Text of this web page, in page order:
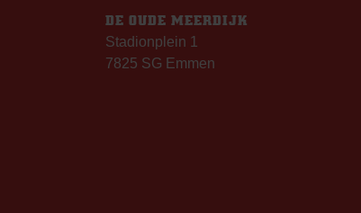
DE OUDE MEERDIJK
Stadionplein 1
7825 SG Emmen